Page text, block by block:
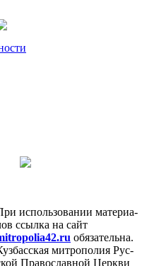
ис­поль­зо­ва­нии ма­те­ри­а­
ссыл­ка на сайт
обя­за­тель­на.
мит­ро­по­лия Рус­
Пра­во­слав­ной Церк­ви